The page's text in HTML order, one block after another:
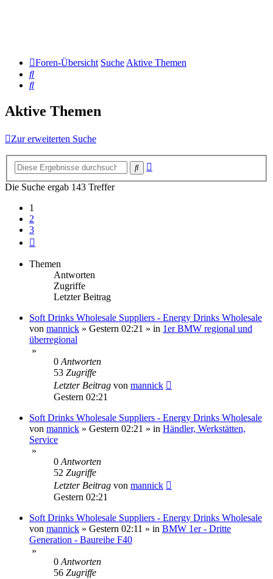
Foren-Übersicht SucheAktive Themen
Suche
Suche
Aktive Themen
Zur erweiterten Suche
Suche
Die Suche ergab 143 Treffer
1
2
3
Themen
Antworten
Zugriffe
Letzter Beitrag
Soft Drinks Wholesale Suppliers - Energy Drinks Wholesale
von mannick » Gestern 02:21 » in 1er BMW regional und
überregional
»
0 Antworten
53 Zugriffe
Letzter Beitrag von mannick
Gestern 02:21
Soft Drinks Wholesale Suppliers - Energy Drinks Wholesale
von mannick » Gestern 02:21 » in Händler, Werkstätten,
Service
»
0 Antworten
52 Zugriffe
Letzter Beitrag von mannick
Gestern 02:21
Soft Drinks Wholesale Suppliers - Energy Drinks Wholesale
von mannick » Gestern 02:11 » in BMW 1er - Dritte
Generation - Baureihe F40
»
0 Antworten
56 Zugriffe